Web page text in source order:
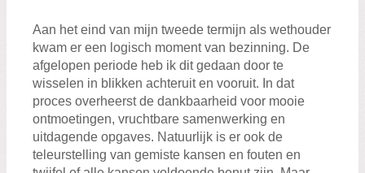
Aan het eind van mijn tweede termijn als wethouder
kwam er een logisch moment van bezinning. De
afgelopen periode heb ik dit gedaan door te
wisselen in blikken achteruit en vooruit. In dat
proces overheerst de dankbaarheid voor mooie
ontmoetingen, vruchtbare samenwerking en
uitdagende opgaves. Natuurlijk is er ook de
teleurstelling van gemiste kansen en fouten en